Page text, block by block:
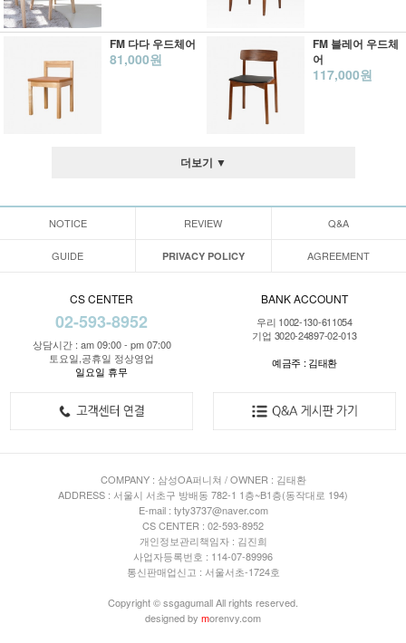
FM 다다 우드체어
81,000원
FM 블레어 우드체
어
117,000원
더보기 ▼
NOTICE REVIEW Q&A
GUIDE PRIVACY POLICY AGREEMENT
CS CENTER
02-593-8952
상담시간 : am 09:00 - pm 07:00
토요일,공휴일 정상영업
일요일 휴무
BANK ACCOUNT
우리 1002-130-611054
기업 3020-24897-02-013
예금주 : 김태환
COMPANY : 삼성OA퍼니쳐 / OWNER : 김태환
ADDRESS : 서울시 서초구 방배동 782-1 1층~B1층(동작대로 194)
E-mail : tyty3737@naver.com
CS CENTER : 02-593-8952
개인정보관리책임자 : 김진희
사업자등록번호 : 114-07-89996
통신판매업신고 : 서울서초-1724호
Copyright © ssgagumall All rights reserved.
designed by morenvy.com